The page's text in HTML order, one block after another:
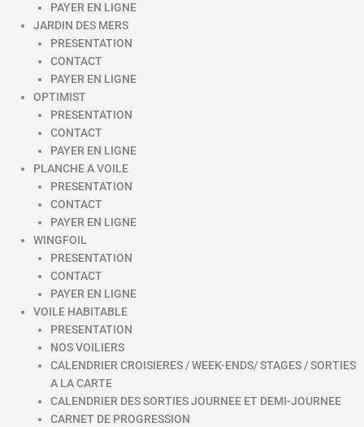
PAYER EN LIGNE
JARDIN DES MERS
PRESENTATION
CONTACT
PAYER EN LIGNE
OPTIMIST
PRESENTATION
CONTACT
PAYER EN LIGNE
PLANCHE A VOILE
PRESENTATION
CONTACT
PAYER EN LIGNE
WINGFOIL
PRESENTATION
CONTACT
PAYER EN LIGNE
VOILE HABITABLE
PRESENTATION
NOS VOILIERS
CALENDRIER CROISIERES / WEEK-ENDS/ STAGES / SORTIES
A LA CARTE
CALENDRIER DES SORTIES JOURNEE ET DEMI-JOURNEE
CARNET DE PROGRESSION